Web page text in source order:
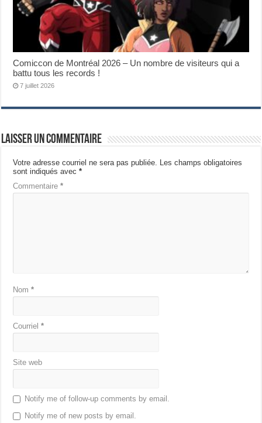
Comiccon de Montréal 2026 – Un nombre de visiteurs qui a
battu tous les records !
7 juillet 2026
Laisser un commentaire
Votre adresse courriel ne sera pas publiée. Les champs obligatoires
sont indiqués avec*
Commentaire*
Nom*
Courriel*
Site web
Notify me of follow-up comments by email.
Notify me of new posts by email.